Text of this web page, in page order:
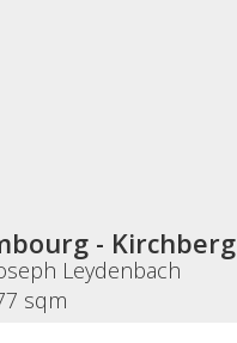
- Kirchberg
Leydenbach
sqm